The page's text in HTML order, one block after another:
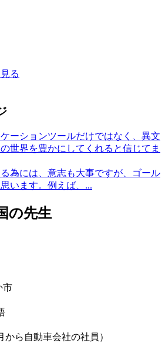
る
ーションツールだけではなく、異文
世界を豊かにしてくれると信じてま
為には、意志も大事ですが、ゴール
います。例えば、...
の先生
市
から自動車会社の社員）